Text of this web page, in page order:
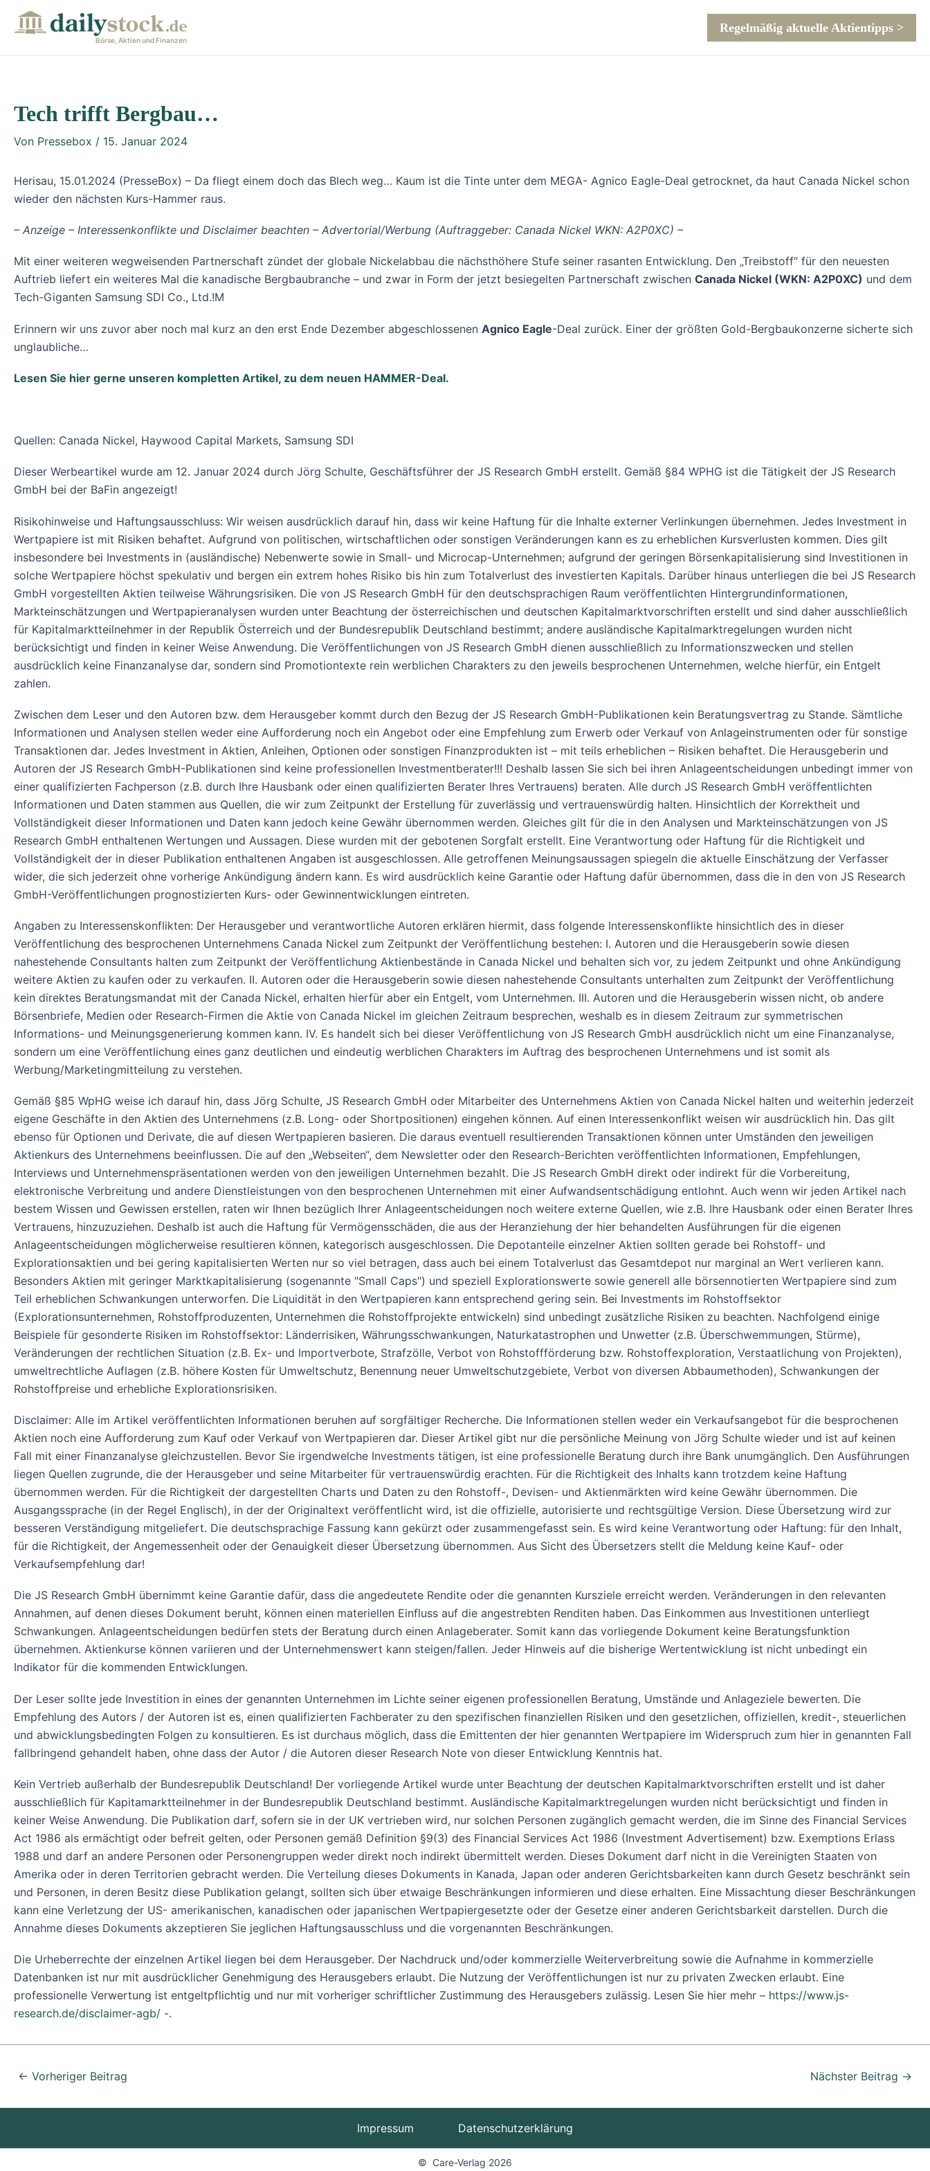
Inhalt
Börse, Aktien und Finanzen
Regelmäßig aktuelle Aktientipps >
Tech trifft Bergbau…
Von Pressebox / 15. Januar 2024
Herisau, 15.01.2024 (PresseBox) – Da fliegt einem doch das Blech weg… Kaum ist die Tinte unter dem MEGA- Agnico Eagle-Deal getrocknet, da haut Canada Nickel schon
wieder den nächsten Kurs-Hammer raus.
– Anzeige – Interessenkonflikte und Disclaimer beachten – Advertorial/Werbung (Auftraggeber: Canada Nickel WKN: A2P0XC) –
Mit einer weiteren wegweisenden Partnerschaft zündet der globale Nickelabbau die nächsthöhere Stufe seiner rasanten Entwicklung. Den „Treibstoff“ für den neuesten
Auftrieb liefert ein weiteres Mal die kanadische Bergbaubranche – und zwar in Form der jetzt besiegelten Partnerschaft zwischen Canada Nickel (WKN: A2P0XC) und dem
Tech-Giganten Samsung SDI Co., Ltd.!M
Erinnern wir uns zuvor aber noch mal kurz an den erst Ende Dezember abgeschlossenen Agnico Eagle-Deal zurück. Einer der größten Gold-Bergbaukonzerne sicherte sich
unglaubliche…
Lesen Sie hier gerne unseren kompletten Artikel, zu dem neuen HAMMER-Deal.
Quellen: Canada Nickel, Haywood Capital Markets, Samsung SDI
Dieser Werbeartikel wurde am 12. Januar 2024 durch Jörg Schulte, Geschäftsführer der JS Research GmbH erstellt. Gemäß §84 WPHG ist die Tätigkeit der JS Research
GmbH bei der BaFin angezeigt!
Risikohinweise und Haftungsausschluss: Wir weisen ausdrücklich darauf hin, dass wir keine Haftung für die Inhalte externer Verlinkungen übernehmen. Jedes Investment in
Wertpapiere ist mit Risiken behaftet. Aufgrund von politischen, wirtschaftlichen oder sonstigen Veränderungen kann es zu erheblichen Kursverlusten kommen. Dies gilt
insbesondere bei Investments in (ausländische) Nebenwerte sowie in Small- und Microcap-Unternehmen; aufgrund der geringen Börsenkapitalisierung sind Investitionen in
solche Wertpapiere höchst spekulativ und bergen ein extrem hohes Risiko bis hin zum Totalverlust des investierten Kapitals. Darüber hinaus unterliegen die bei JS Research
GmbH vorgestellten Aktien teilweise Währungsrisiken. Die von JS Research GmbH für den deutschsprachigen Raum veröffentlichten Hintergrundinformationen,
Markteinschätzungen und Wertpapieranalysen wurden unter Beachtung der österreichischen und deutschen Kapitalmarktvorschriften erstellt und sind daher ausschließlich
für Kapitalmarktteilnehmer in der Republik Österreich und der Bundesrepublik Deutschland bestimmt; andere ausländische Kapitalmarktregelungen wurden nicht
berücksichtigt und finden in keiner Weise Anwendung. Die Veröffentlichungen von JS Research GmbH dienen ausschließlich zu Informationszwecken und stellen
ausdrücklich keine Finanzanalyse dar, sondern sind Promotiontexte rein werblichen Charakters zu den jeweils besprochenen Unternehmen, welche hierfür, ein Entgelt
zahlen.
Zwischen dem Leser und den Autoren bzw. dem Herausgeber kommt durch den Bezug der JS Research GmbH-Publikationen kein Beratungsvertrag zu Stande. Sämtliche
Informationen und Analysen stellen weder eine Aufforderung noch ein Angebot oder eine Empfehlung zum Erwerb oder Verkauf von Anlageinstrumenten oder für sonstige
Transaktionen dar. Jedes Investment in Aktien, Anleihen, Optionen oder sonstigen Finanzprodukten ist – mit teils erheblichen – Risiken behaftet. Die Herausgeberin und
Autoren der JS Research GmbH-Publikationen sind keine professionellen Investmentberater!!! Deshalb lassen Sie sich bei ihren Anlageentscheidungen unbedingt immer von
einer qualifizierten Fachperson (z.B. durch Ihre Hausbank oder einen qualifizierten Berater Ihres Vertrauens) beraten. Alle durch JS Research GmbH veröffentlichten
Informationen und Daten stammen aus Quellen, die wir zum Zeitpunkt der Erstellung für zuverlässig und vertrauenswürdig halten. Hinsichtlich der Korrektheit und
Vollständigkeit dieser Informationen und Daten kann jedoch keine Gewähr übernommen werden. Gleiches gilt für die in den Analysen und Markteinschätzungen von JS
Research GmbH enthaltenen Wertungen und Aussagen. Diese wurden mit der gebotenen Sorgfalt erstellt. Eine Verantwortung oder Haftung für die Richtigkeit und
Vollständigkeit der in dieser Publikation enthaltenen Angaben ist ausgeschlossen. Alle getroffenen Meinungsaussagen spiegeln die aktuelle Einschätzung der Verfasser
wider, die sich jederzeit ohne vorherige Ankündigung ändern kann. Es wird ausdrücklich keine Garantie oder Haftung dafür übernommen, dass die in den von JS Research
GmbH-Veröffentlichungen prognostizierten Kurs- oder Gewinnentwicklungen eintreten.
Angaben zu Interessenskonflikten: Der Herausgeber und verantwortliche Autoren erklären hiermit, dass folgende Interessenskonflikte hinsichtlich des in dieser
Veröffentlichung des besprochenen Unternehmens Canada Nickel zum Zeitpunkt der Veröffentlichung bestehen: I. Autoren und die Herausgeberin sowie diesen
nahestehende Consultants halten zum Zeitpunkt der Veröffentlichung Aktienbestände in Canada Nickel und behalten sich vor, zu jedem Zeitpunkt und ohne Ankündigung
weitere Aktien zu kaufen oder zu verkaufen. II. Autoren oder die Herausgeberin sowie diesen nahestehende Consultants unterhalten zum Zeitpunkt der Veröffentlichung
kein direktes Beratungsmandat mit der Canada Nickel, erhalten hierfür aber ein Entgelt, vom Unternehmen. III. Autoren und die Herausgeberin wissen nicht, ob andere
Börsenbriefe, Medien oder Research-Firmen die Aktie von Canada Nickel im gleichen Zeitraum besprechen, weshalb es in diesem Zeitraum zur symmetrischen
Informations- und Meinungsgenerierung kommen kann. IV. Es handelt sich bei dieser Veröffentlichung von JS Research GmbH ausdrücklich nicht um eine Finanzanalyse,
sondern um eine Veröffentlichung eines ganz deutlichen und eindeutig werblichen Charakters im Auftrag des besprochenen Unternehmens und ist somit als
Werbung/Marketingmitteilung zu verstehen.
Gemäß §85 WpHG weise ich darauf hin, dass Jörg Schulte, JS Research GmbH oder Mitarbeiter des Unternehmens Aktien von Canada Nickel halten und weiterhin jederzeit
eigene Geschäfte in den Aktien des Unternehmens (z.B. Long- oder Shortpositionen) eingehen können. Auf einen Interessenkonflikt weisen wir ausdrücklich hin. Das gilt
ebenso für Optionen und Derivate, die auf diesen Wertpapieren basieren. Die daraus eventuell resultierenden Transaktionen können unter Umständen den jeweiligen
Aktienkurs des Unternehmens beeinflussen. Die auf den „Webseiten“, dem Newsletter oder den Research-Berichten veröffentlichten Informationen, Empfehlungen,
Interviews und Unternehmenspräsentationen werden von den jeweiligen Unternehmen bezahlt. Die JS Research GmbH direkt oder indirekt für die Vorbereitung,
elektronische Verbreitung und andere Dienstleistungen von den besprochenen Unternehmen mit einer Aufwandsentschädigung entlohnt. Auch wenn wir jeden Artikel nach
bestem Wissen und Gewissen erstellen, raten wir Ihnen bezüglich Ihrer Anlageentscheidungen noch weitere externe Quellen, wie z.B. Ihre Hausbank oder einen Berater Ihres
Vertrauens, hinzuzuziehen. Deshalb ist auch die Haftung für Vermögensschäden, die aus der Heranziehung der hier behandelten Ausführungen für die eigenen
Anlageentscheidungen möglicherweise resultieren können, kategorisch ausgeschlossen. Die Depotanteile einzelner Aktien sollten gerade bei Rohstoff- und
Explorationsaktien und bei gering kapitalisierten Werten nur so viel betragen, dass auch bei einem Totalverlust das Gesamtdepot nur marginal an Wert verlieren kann.
Besonders Aktien mit geringer Marktkapitalisierung (sogenannte "Small Caps") und speziell Explorationswerte sowie generell alle börsennotierten Wertpapiere sind zum
Teil erheblichen Schwankungen unterworfen. Die Liquidität in den Wertpapieren kann entsprechend gering sein. Bei Investments im Rohstoffsektor
(Explorationsunternehmen, Rohstoffproduzenten, Unternehmen die Rohstoffprojekte entwickeln) sind unbedingt zusätzliche Risiken zu beachten. Nachfolgend einige
Beispiele für gesonderte Risiken im Rohstoffsektor: Länderrisiken, Währungsschwankungen, Naturkatastrophen und Unwetter (z.B. Überschwemmungen, Stürme),
Veränderungen der rechtlichen Situation (z.B. Ex- und Importverbote, Strafzölle, Verbot von Rohstoffförderung bzw. Rohstoffexploration, Verstaatlichung von Projekten),
umweltrechtliche Auflagen (z.B. höhere Kosten für Umweltschutz, Benennung neuer Umweltschutzgebiete, Verbot von diversen Abbaumethoden), Schwankungen der
Rohstoffpreise und erhebliche Explorationsrisiken.
Disclaimer: Alle im Artikel veröffentlichten Informationen beruhen auf sorgfältiger Recherche. Die Informationen stellen weder ein Verkaufsangebot für die besprochenen
Aktien noch eine Aufforderung zum Kauf oder Verkauf von Wertpapieren dar. Dieser Artikel gibt nur die persönliche Meinung von Jörg Schulte wieder und ist auf keinen
Fall mit einer Finanzanalyse gleichzustellen. Bevor Sie irgendwelche Investments tätigen, ist eine professionelle Beratung durch ihre Bank unumgänglich. Den Ausführungen
liegen Quellen zugrunde, die der Herausgeber und seine Mitarbeiter für vertrauenswürdig erachten. Für die Richtigkeit des Inhalts kann trotzdem keine Haftung
übernommen werden. Für die Richtigkeit der dargestellten Charts und Daten zu den Rohstoff-, Devisen- und Aktienmärkten wird keine Gewähr übernommen. Die
Ausgangssprache (in der Regel Englisch), in der der Originaltext veröffentlicht wird, ist die offizielle, autorisierte und rechtsgültige Version. Diese Übersetzung wird zur
besseren Verständigung mitgeliefert. Die deutschsprachige Fassung kann gekürzt oder zusammengefasst sein. Es wird keine Verantwortung oder Haftung: für den Inhalt,
für die Richtigkeit, der Angemessenheit oder der Genauigkeit dieser Übersetzung übernommen. Aus Sicht des Übersetzers stellt die Meldung keine Kauf- oder
Verkaufsempfehlung dar!
Die JS Research GmbH übernimmt keine Garantie dafür, dass die angedeutete Rendite oder die genannten Kursziele erreicht werden. Veränderungen in den relevanten
Annahmen, auf denen dieses Dokument beruht, können einen materiellen Einfluss auf die angestrebten Renditen haben. Das Einkommen aus Investitionen unterliegt
Schwankungen. Anlageentscheidungen bedürfen stets der Beratung durch einen Anlageberater. Somit kann das vorliegende Dokument keine Beratungsfunktion
übernehmen. Aktienkurse können variieren und der Unternehmenswert kann steigen/fallen. Jeder Hinweis auf die bisherige Wertentwicklung ist nicht unbedingt ein
Indikator für die kommenden Entwicklungen.
Der Leser sollte jede Investition in eines der genannten Unternehmen im Lichte seiner eigenen professionellen Beratung, Umstände und Anlageziele bewerten. Die
Empfehlung des Autors / der Autoren ist es, einen qualifizierten Fachberater zu den spezifischen finanziellen Risiken und den gesetzlichen, offiziellen, kredit-, steuerlichen
und abwicklungsbedingten Folgen zu konsultieren. Es ist durchaus möglich, dass die Emittenten der hier genannten Wertpapiere im Widerspruch zum hier in genannten Fall
fallbringend gehandelt haben, ohne dass der Autor / die Autoren dieser Research Note von dieser Entwicklung Kenntnis hat.
Kein Vertrieb außerhalb der Bundesrepublik Deutschland! Der vorliegende Artikel wurde unter Beachtung der deutschen Kapitalmarktvorschriften erstellt und ist daher
ausschließlich für Kapitamarktteilnehmer in der Bundesrepublik Deutschland bestimmt. Ausländische Kapitalmarktregelungen wurden nicht berücksichtigt und finden in
keiner Weise Anwendung. Die Publikation darf, sofern sie in der UK vertrieben wird, nur solchen Personen zugänglich gemacht werden, die im Sinne des Financial Services
Act 1986 als ermächtigt oder befreit gelten, oder Personen gemäß Definition §9(3) des Financial Services Act 1986 (Investment Advertisement) bzw. Exemptions Erlass
1988 und darf an andere Personen oder Personengruppen weder direkt noch indirekt übermittelt werden. Dieses Dokument darf nicht in die Vereinigten Staaten von
Amerika oder in deren Territorien gebracht werden. Die Verteilung dieses Dokuments in Kanada, Japan oder anderen Gerichtsbarkeiten kann durch Gesetz beschränkt sein
und Personen, in deren Besitz diese Publikation gelangt, sollten sich über etwaige Beschränkungen informieren und diese erhalten. Eine Missachtung dieser Beschränkungen
kann eine Verletzung der US- amerikanischen, kanadischen oder japanischen Wertpapiergesetzte oder der Gesetze einer anderen Gerichtsbarkeit darstellen. Durch die
Annahme dieses Dokuments akzeptieren Sie jeglichen Haftungsausschluss und die vorgenannten Beschränkungen.
Die Urheberrechte der einzelnen Artikel liegen bei dem Herausgeber. Der Nachdruck und/oder kommerzielle Weiterverbreitung sowie die Aufnahme in kommerzielle
Datenbanken ist nur mit ausdrücklicher Genehmigung des Herausgebers erlaubt. Die Nutzung der Veröffentlichungen ist nur zu privaten Zwecken erlaubt. Eine
professionelle Verwertung ist entgeltpflichtig und nur mit vorheriger schriftlicher Zustimmung des Herausgebers zulässig. Lesen Sie hier mehr – https://www.js-
research.de/disclaimer-agb/ -.
navigation
← Vorheriger Beitrag Nächster Beitrag →
Impressum Datenschutzerklärung
© Care-Verlag 2026